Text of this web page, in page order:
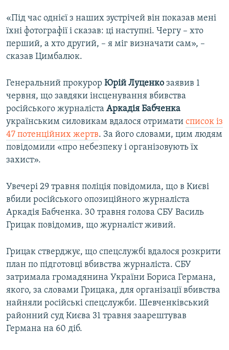
«Під час однієї з наших зустрічей він показав мені
їхні фотографії і сказав: ці наступні. Чергу – хто
перший, а хто другий, – я міг визначати сам», –
сказав Цимбалюк.
Генеральний прокурор Юрій Луценко заявив 1
червня, що завдяки інсценування вбивства
російського журналіста Аркадія Бабченка
українським силовикам вдалося отримати список із
47 потенційних жертв. За його словами, цим людям
повідомили «про небезпеку і організовують їх
захист».
Увечері 29 травня поліція повідомила, що в Києві
вбили російського опозиційного журналіста
Аркадія Бабченка. 30 травня голова СБУ Василь
Грицак повідомив, що журналіст живий.
Грицак стверджує, що спецслужбі вдалося розкрити
план по підготовці вбивства журналіста. СБУ
затримала громадянина України Бориса Германа,
якого, за словами Грицака, для організації вбивства
найняли російські спецслужби. Шевченківський
районний суд Києва 31 травня заарештував
Германа на 60 діб.